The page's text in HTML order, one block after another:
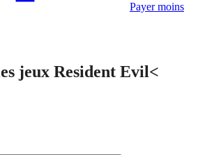
Payer moins
jeux Resident Evil<